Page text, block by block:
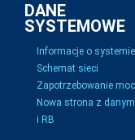
DANE
SYSTEMOWE
Informacje o systemie
Schemat sieci
Zapotrzebowanie
Nowa strona z
i RB